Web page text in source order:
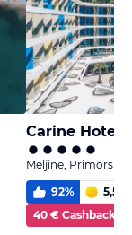
Carine Hotel
Meljine, Primorski
92% 5,5
40 € Cashback